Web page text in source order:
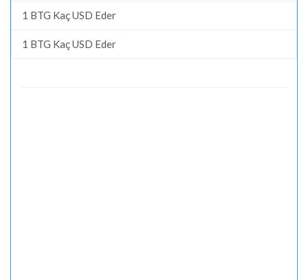
1 BTG Kaç USD Eder
1 BTG Kaç USD Eder